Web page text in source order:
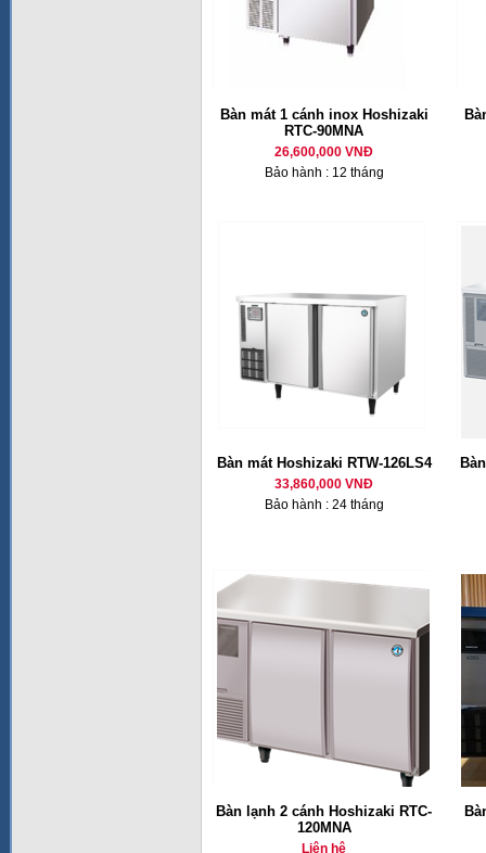
Bàn mát 1 cánh inox Hoshizaki
RTC-90MNA
26,600,000 VNĐ
Bảo hành : 12 tháng
Bàn mát Hoshizaki RTW-126LS4
33,860,000 VNĐ
Bảo hành : 24 tháng
Bàn lạnh 2 cánh Hoshizaki RTC-
120MNA
Liên hệ